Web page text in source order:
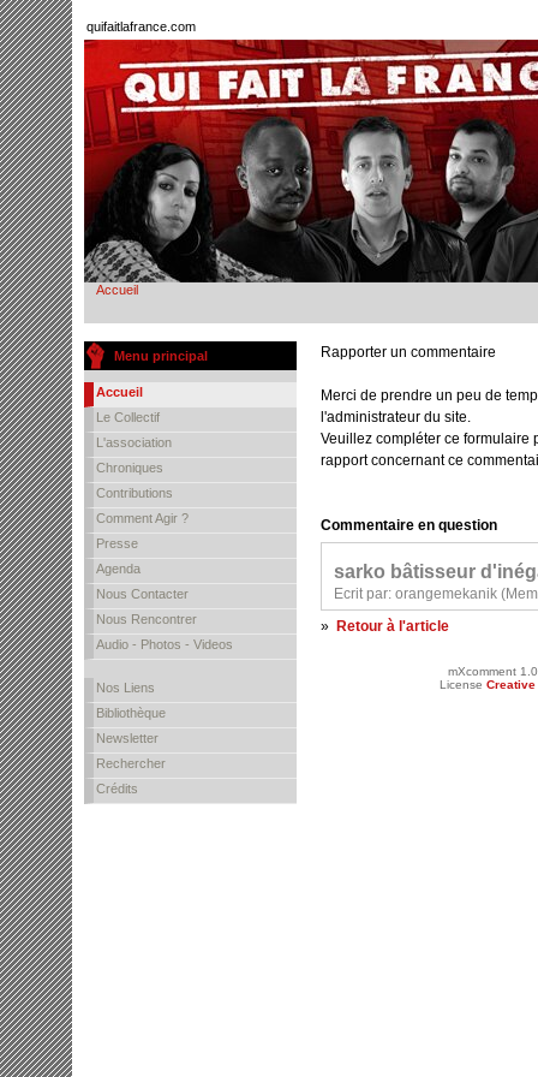
quifaitlafrance.com
Accueil
Menu principal
Accueil
Le Collectif
L'association
Chroniques
Contributions
Comment Agir ?
Presse
Agenda
Nous Contacter
Nous Rencontrer
Audio - Photos - Videos
Nos Liens
Bibliothèque
Newsletter
Rechercher
Crédits
Rapporter un commentaire
Merci de prendre un peu de
l'administrateur du site.
Veuillez compléter ce formulaire
rapport concernant ce
Commentaire en question
sarko bâtisseur
Ecrit par: orangemekanik
» Retour à l'article
mXcomment
License Creative